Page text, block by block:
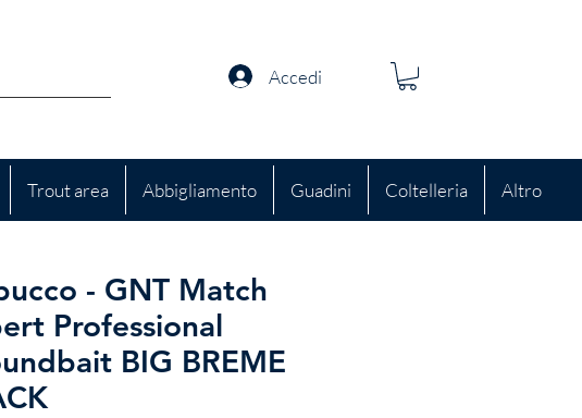
Accedi
Trout area Abbigliamento Guadini Coltelleria Altro
- GNT Match
Professional
BIG BREME